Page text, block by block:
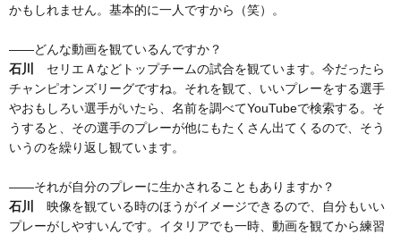
かもしれません。基本的に一人ですから（笑）。
——どんな動画を観ているんですか？
石川
セリエＡなどトップチームの試合を観ています。今だったら
チャンピオンズリーグですね。それを観て、いいプレーをする選手
やおもしろい選手がいたら、名前を調べてYouTubeで検索する。そ
うすると、その選手のプレーが他にもたくさん出てくるので、そう
いうのを繰り返し観ています。
——それが自分のプレーに生かされることもありますか？
石川
映像を観ている時のほうがイメージできるので、自分もいい
プレーがしやすいんです。イタリアでも一時、動画を観てから練習